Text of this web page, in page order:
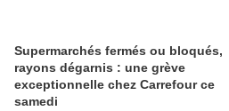
Supermarchés fermés ou bloqués,
rayons dégarnis : une grève
exceptionnelle chez Carrefour ce
samedi